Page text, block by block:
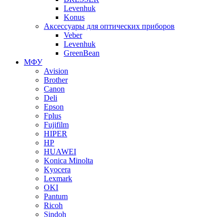
Levenhuk
Konus
Аксессуары для оптических приборов
Veber
Levenhuk
GreenBean
МФУ
Avision
Brother
Canon
Deli
Epson
Fplus
Fujifilm
HIPER
HP
HUAWEI
Konica Minolta
Kyocera
Lexmark
OKI
Pantum
Ricoh
Sindoh